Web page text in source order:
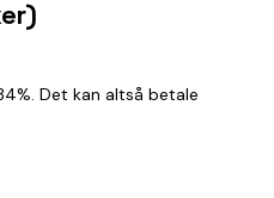
Det kan altså betale